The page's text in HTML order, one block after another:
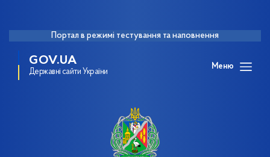
Портал в режимі тестування та наповнення
GOV.UA
Державні сайти України
Меню